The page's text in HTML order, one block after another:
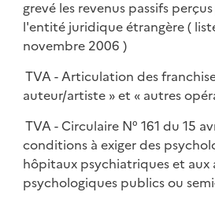
grevé les revenus passifs
l'entité juridique étrangère (
novembre 2006 )
TVA - Articulation des
auteur/artiste » et « autres
TVA - Circulaire N° 161 du 15
conditions à exiger des
hôpitaux psychiatriques et aux
psychologiques publics ou